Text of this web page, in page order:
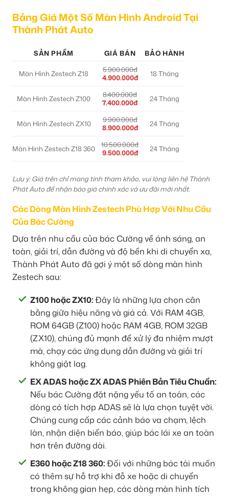
Bảng Giá Một Số Màn Hình Android Tại
Thành Phát Auto
SẢN PHẨM GIÁ BÁN BẢO HÀNH
Màn Hình Zestech Z18
5.900.000đ
4.900.000đ
18 Tháng
Màn Hình Zestech Z100
8.400.000đ
7.400.000đ
24 Tháng
Màn Hình Zestech ZX10
9.900.000đ
8.900.000đ
24 Tháng
Màn Hình Zestech Z18 360
10.500.000đ
9.500.000đ
24 Tháng
Lưu ý: Giá trên chỉ mang tính tham khảo, vui lòng liên hệ Thành
Phát Auto để nhận báo giá chính xác và ưu đãi mới nhất.
Các Dòng Màn Hình Zestech Phù Hợp Với Nhu Cầu
Của Bác Cường
Dựa trên nhu cầu của bác Cường về ánh sáng, an
toàn, giải trí, dẫn đường và độ bền khi di chuyển xa,
Thành Phát Auto đã gợi ý một số dòng màn hình
Zestech sau:
Z100 hoặc ZX10:Đây là những lựa chọn cân
bằng giữa hiệu năng và giá cả. Với RAM 4GB,
ROM 64GB (Z100) hoặc RAM 4GB, ROM 32GB
(ZX10), chúng đủ mạnh để xử lý đa nhiệm mượt
mà, chạy các ứng dụng dẫn đường và giải trí
không giật lag.
EX ADAS hoặc ZX ADAS Phiên Bản Tiêu Chuẩn:
Nếu bác Cường đặt nặng yếu tố an toàn, các
dòng có tích hợp ADAS sẽ là lựa chọn tuyệt vời.
Chúng cung cấp các cảnh báo va chạm, lệch
làn, nhận diện biển báo, giúp bác lái xe an toàn
hơn trên đường dài.
E360 hoặc Z18 360:Đối với những bác tài muốn
có thêm sự hỗ trợ khi đỗ xe hoặc di chuyển
trong không gian hẹp, các dòng màn hình tích